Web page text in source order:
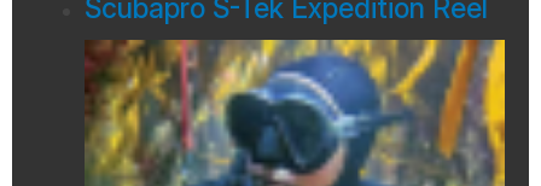
Scubapro S-Tek Expedition Reel